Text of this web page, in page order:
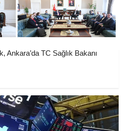
Ankara’da TC Sağlık Bakanı